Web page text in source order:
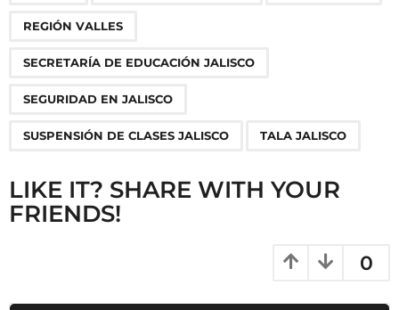
REGIÓN VALLES
SECRETARÍA DE EDUCACIÓN JALISCO
SEGURIDAD EN JALISCO
SUSPENSIÓN DE CLASES JALISCO TALA JALISCO
LIKE IT? SHARE WITH YOUR
FRIENDS!
0